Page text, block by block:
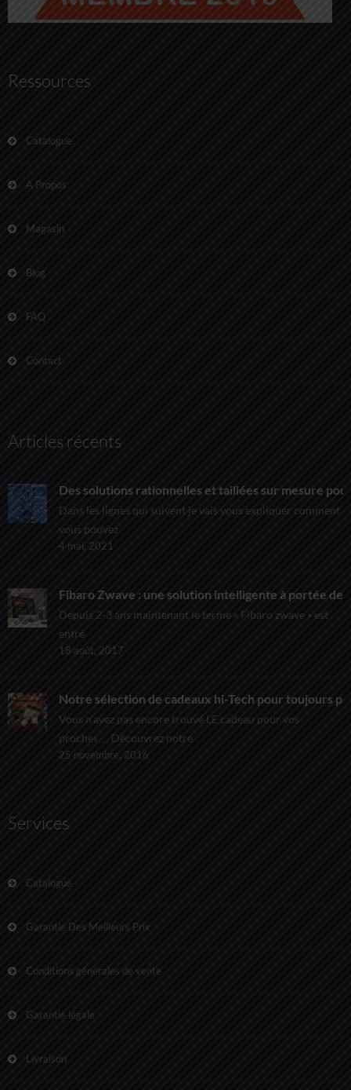
Ressources
Catalogue
À Propos
Magasin
Blog
FAQ
Contact
Articles récents
Des solutions rationnelles et taillées sur mesure
Dans les lignes qui suivent je vais vous expliquer comment
vous pouvez
4 mai, 2021
Fibaro Zwave : une solution intelligente à portée de
Depuis 2-3 ans maintenant le terme « Fibaro zwave » est
entré
18 août, 2017
Notre sélection de cadeaux hi-Tech pour toujours
Vous n’avez pas encore trouvé LE cadeau pour vos
proches… Découvrez notre
25 novembre, 2016
Services
Catalogue
Garantie Des Meilleurs Prix
Conditions générales de vente
Garantie légale
Livraison